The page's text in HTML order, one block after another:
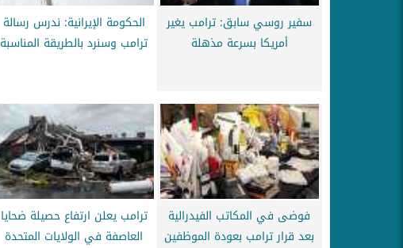
سفير روسي سابق: ترامب يغير
أمريكا بسرعة مذهلة
الحكومة الإيرانية: ندرس رسالة
ترامب وسنرد بالطريقة المناسبة
فوضى في المكاتب الفيدرالية
بعد قرار ترامب بعودة الموظفين
ترامب يعلن ارتفاع حصيلة ضحايا
العاصفة في الولايات المتحدة